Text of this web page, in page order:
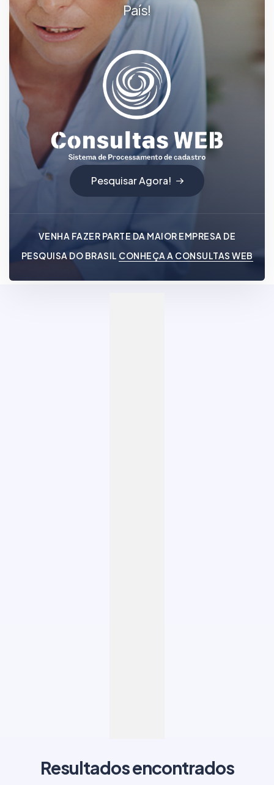
País!
Pesquisar Agora!
VENHA FAZER PARTE DA MAIOR EMPRESA DE
PESQUISA DO BRASIL CONHEÇA A CONSULTAS WEB
Resultados encontrados